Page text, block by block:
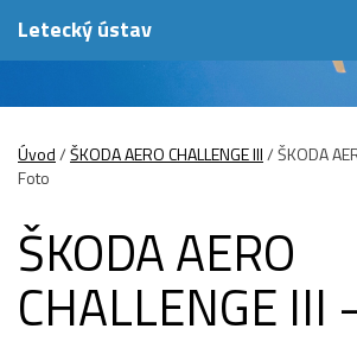
Letecký ústav
Úvod/ŠKODA AERO CHALLENGE III/ŠKODA
Foto
ŠKODA AERO
CHALLENGE III